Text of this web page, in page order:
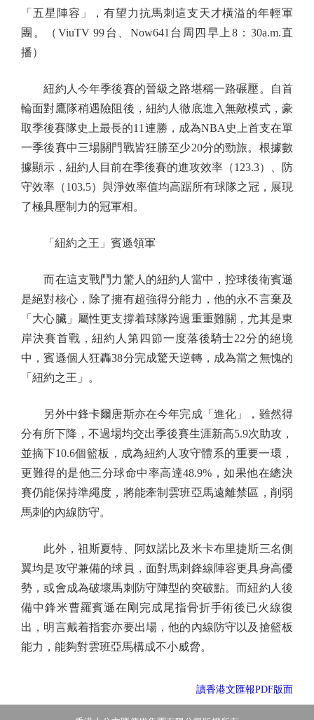
「五星陣容」，有望力抗馬刺這支天才橫溢的年輕軍
團。（ViuTV 99台、Now641台周四早上8：30a.m.直
播）
紐約人今年季後賽的晉級之路堪稱一路碾壓。自首
輪面對鷹隊稍遇險阻後，紐約人徹底進入無敵模式，豪
取季後賽隊史上最長的11連勝，成為NBA史上首支在單
一季後賽中三場關門戰皆狂勝至少20分的勁旅。根據數
據顯示，紐約人目前在季後賽的進攻效率（123.3）、防
守效率（103.5）與淨效率值均高踞所有球隊之冠，展現
了極具壓制力的冠軍相。
「紐約之王」賓遜領軍
而在這支戰鬥力驚人的紐約人當中，控球後衛賓遜
是絕對核心，除了擁有超強得分能力，他的永不言棄及
「大心臟」屬性更支撐着球隊跨過重重難關，尤其是東
岸決賽首戰，紐約人第四節一度落後騎士22分的絕境
中，賓遜個人狂轟38分完成驚天逆轉，成為當之無愧的
「紐約之王」。
另外中鋒卡爾唐斯亦在今年完成「進化」，雖然得
分有所下降，不過場均交出季後賽生涯新高5.9次助攻，
並摘下10.6個籃板，成為紐約人攻守體系的重要一環，
更難得的是他三分球命中率高達48.9%，如果他在總決
賽仍能保持準繩度，將能牽制雲班亞馬遠離禁區，削弱
馬刺的內線防守。
此外，祖斯夏特、阿奴諾比及米卡布里捷斯三名側
翼均是攻守兼備的球員，面對馬刺鋒線陣容更具身高優
勢，或會成為破壞馬刺防守陣型的突破點。而紐約人後
備中鋒米曹羅賓遜在剛完成尾指骨折手術後已火線復
出，明言戴着指套亦要出場，他的內線防守以及搶籃板
能力，能夠對雲班亞馬構成不小威脅。
讀香港文匯報PDF版面